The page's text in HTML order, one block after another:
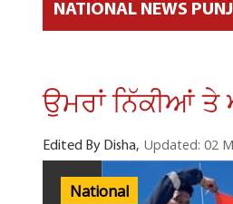
NATIONAL NEWS
ਉਮਰਾਂ ਨਿੱਕੀਆਂ ਤੇ
Edited By Disha, Updated: 02
National